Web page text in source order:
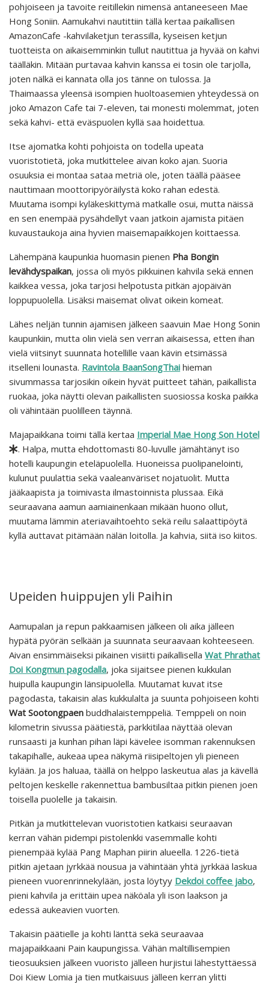
pohjoiseen ja tavoite reitillekin nimensä antaneeseen Mae
Hong Soniin. Aamukahvi nautittiin tällä kertaa paikallisen
AmazonCafe -kahvilaketjun terassilla, kyseisen ketjun
tuotteista on aikaisemminkin tullut nautittua ja hyvää on kahvi
täälläkin. Mitään purtavaa kahvin kanssa ei tosin ole tarjolla,
joten nälkä ei kannata olla jos tänne on tulossa. Ja
Thaimaassa yleensä isompien huoltoasemien yhteydessä on
joko Amazon Cafe tai 7-eleven, tai monesti molemmat, joten
sekä kahvi- että eväspuolen kyllä saa hoidettua.
Itse ajomatka kohti pohjoista on todella upeata
vuoristotietä, joka mutkittelee aivan koko ajan. Suoria
osuuksia ei montaa sataa metriä ole, joten täällä pääsee
nauttimaan moottoripyöräilystä koko rahan edestä.
Muutama isompi kyläkeskittymä matkalle osui, mutta näissä
en sen enempää pysähdellyt vaan jatkoin ajamista pitäen
kuvaustaukoja aina hyvien maisemapaikkojen koittaessa.
Lähempänä kaupunkia huomasin pienen Pha Bongin
levähdyspaikan, jossa oli myös pikkuinen kahvila sekä ennen
kaikkea vessa, joka tarjosi helpotusta pitkän ajopäivän
loppupuolella. Lisäksi maisemat olivat oikein komeat.
Lähes neljän tunnin ajamisen jälkeen saavuin Mae Hong Sonin
kaupunkiin, mutta olin vielä sen verran aikaisessa, etten ihan
vielä viitsinyt suunnata hotellille vaan kävin etsimässä
itselleni lounasta. Ravintola BaanSongThai hieman
sivummassa tarjosikin oikein hyvät puitteet tähän, paikallista
ruokaa, joka näytti olevan paikallisten suosiossa koska paikka
oli vähintään puolilleen täynnä.
Majapaikkana toimi tällä kertaa Imperial Mae Hong Son Hotel
. Halpa, mutta ehdottomasti 80-luvulle jämähtänyt iso
hotelli kaupungin eteläpuolella. Huoneissa puolipanelointi,
kulunut puulattia sekä vaaleanväriset nojatuolit. Mutta
jääkaapista ja toimivasta ilmastoinnista plussaa. Eikä
seuraavana aamun aamiainenkaan mikään huono ollut,
muutama lämmin ateriavaihtoehto sekä reilu salaattipöytä
kyllä auttavat pitämään nälän loitolla. Ja kahvia, siitä iso kiitos.
Upeiden huippujen yli Paihin
Aamupalan ja repun pakkaamisen jälkeen oli aika jälleen
hypätä pyörän selkään ja suunnata seuraavaan kohteeseen.
Aivan ensimmäiseksi pikainen visiitti paikallisella Wat Phrathat
Doi Kongmun pagodalla, joka sijaitsee pienen kukkulan
huipulla kaupungin länsipuolella. Muutamat kuvat itse
pagodasta, takaisin alas kukkulalta ja suunta pohjoiseen kohti
Wat Sootongpaen buddhalaistemppeliä. Temppeli on noin
kilometrin sivussa päätiestä, parkkitilaa näyttää olevan
runsaasti ja kunhan pihan läpi kävelee isomman rakennuksen
takapihalle, aukeaa upea näkymä riisipeltojen yli pieneen
kylään. Ja jos haluaa, täällä on helppo laskeutua alas ja kävellä
peltojen keskelle rakennettua bambusiltaa pitkin pienen joen
toisella puolelle ja takaisin.
Pitkän ja mutkittelevan vuoristotien katkaisi seuraavan
kerran vähän pidempi pistolenkki vasemmalle kohti
pienempää kylää Pang Maphan piirin alueella. 1226-tietä
pitkin ajetaan jyrkkää nousua ja vähintään yhtä jyrkkää laskua
pieneen vuorenrinnekylään, josta löytyy Dekdoi coffee jabo,
pieni kahvila ja erittäin upea näköala yli ison laakson ja
edessä aukeavien vuorten.
Takaisin päätielle ja kohti länttä sekä seuraavaa
majapaikkaani Pain kaupungissa. Vähän maltillisempien
tieosuuksien jälkeen vuoristo jälleen hurjistui lähestyttäessä
Doi Kiew Lomia ja tien mutkaisuus jälleen kerran ylitti